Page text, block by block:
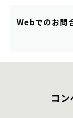
Webでのお問
コ